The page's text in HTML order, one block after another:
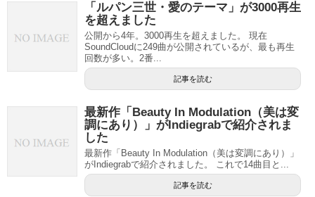
「ルパン三世・愛のテーマ」が3000再生
を超えました
公開から4年。3000再生を超えました。 現在
SoundCloudに249曲が公開されているが、最も再生
回数が多い。2番...
記事を読む
最新作「Beauty In Modulation（美は変
調にあり）」がIndiegrabで紹介されま
した
最新作「Beauty In Modulation（美は変調にあり）」
がIndiegrabで紹介されました。 これで14曲目と...
記事を読む